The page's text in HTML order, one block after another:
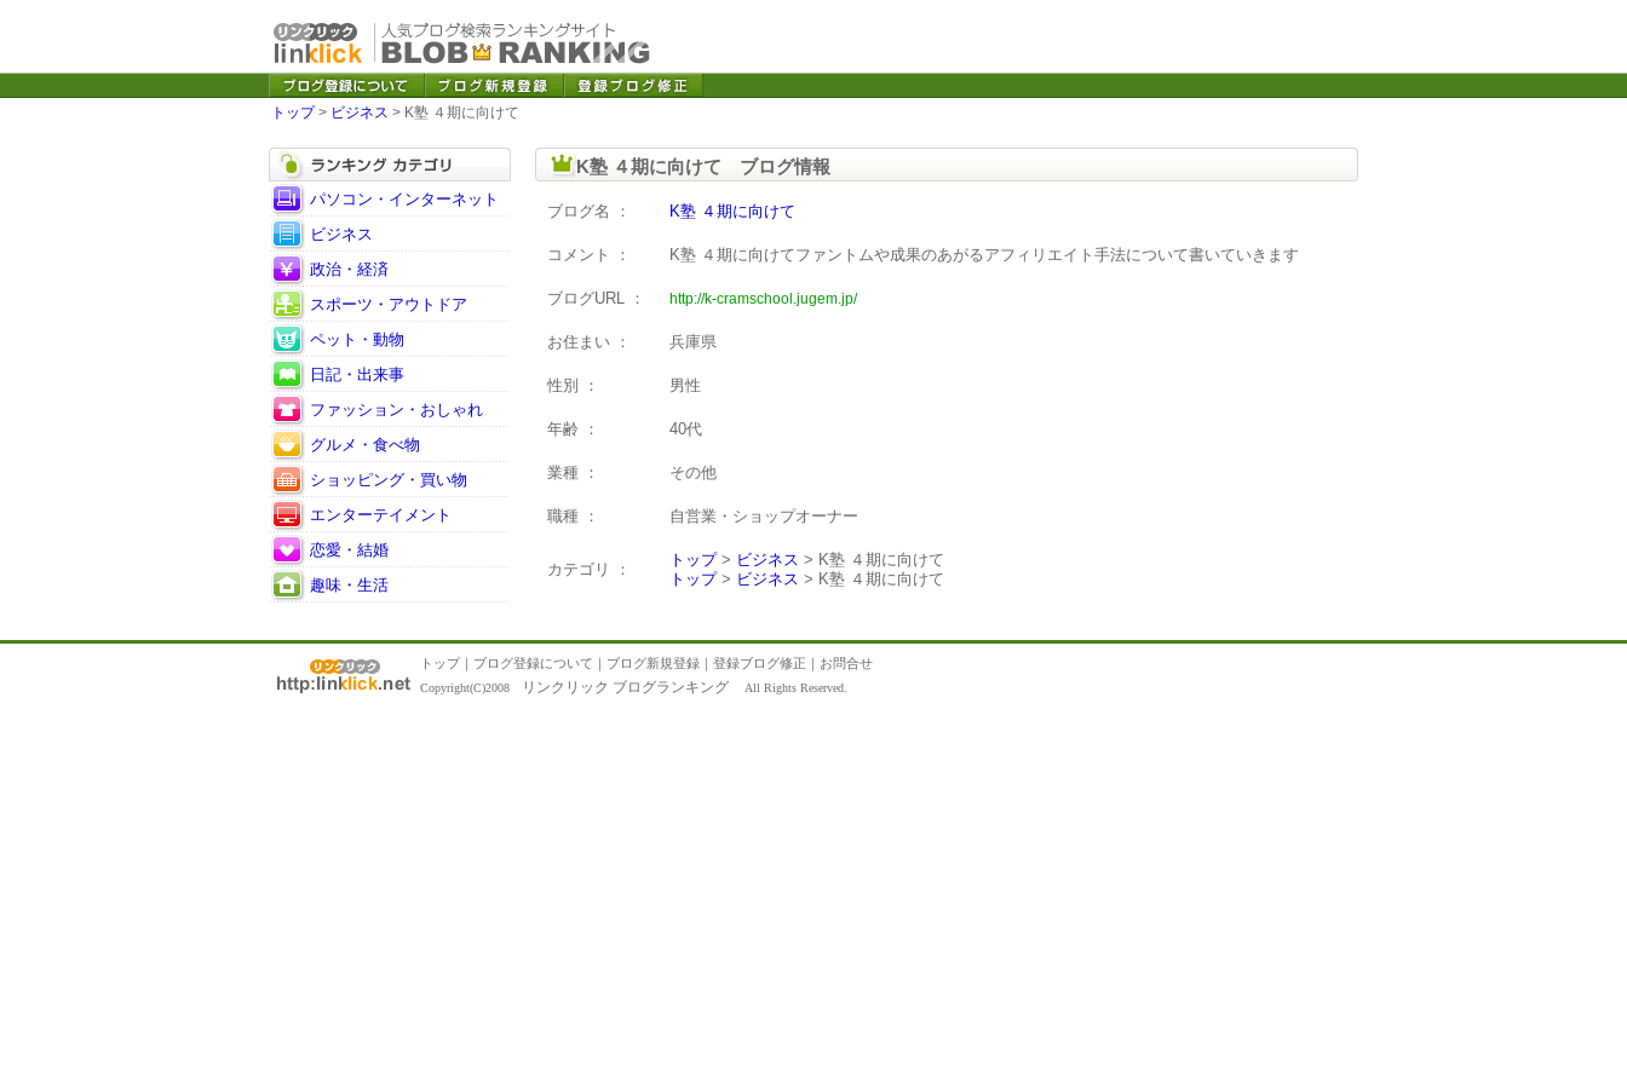
トップ> ビジネス > K塾 ４期に向けて
パソコン・インターネット
ビジネス
政治・経済
スポーツ・アウトドア
ペット・動物
日記・出来事
ファッション・おしゃれ
グルメ・食べ物
ショッピング・買い物
エンターテイメント
恋愛・結婚
趣味・生活
K塾 ４期に向けて ブログ情報
ブログ名 ： K塾 ４期に向けて
コメント ： K塾 ４期に向けてファントムや成果のあがるアフィリエイト手法について書いていきます
ブログURL ： http://k-cramschool.jugem.jp/
お住まい ： 兵庫県
性別 ： 男性
年齢 ： 40代
業種 ： その他
職種 ： 自営業・ショップオーナー
カテゴリ ：
トップ> ビジネス > K塾 ４期に向けて
トップ> ビジネス > K塾 ４期に向けて
トップ｜ ブログ登録について ｜ ブログ新規登録 ｜ 登録ブログ修正 ｜ お問合せ
Copyright(C)2008 リンクリック ブログランキング All Rights Reserved.